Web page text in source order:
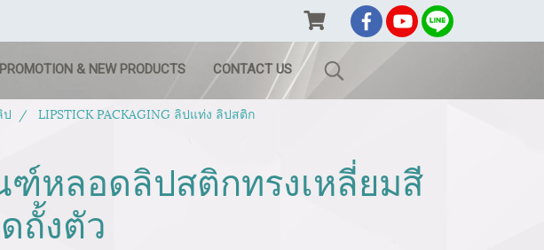
PROMOTION & NEW PRODUCTS CONTACT US
ป
LIPSTICK PACKAGING ลิปแท่ง ลิปสติก
หลอดลิปสติกทรงเหลี่ยมสี
ถั้งตัว